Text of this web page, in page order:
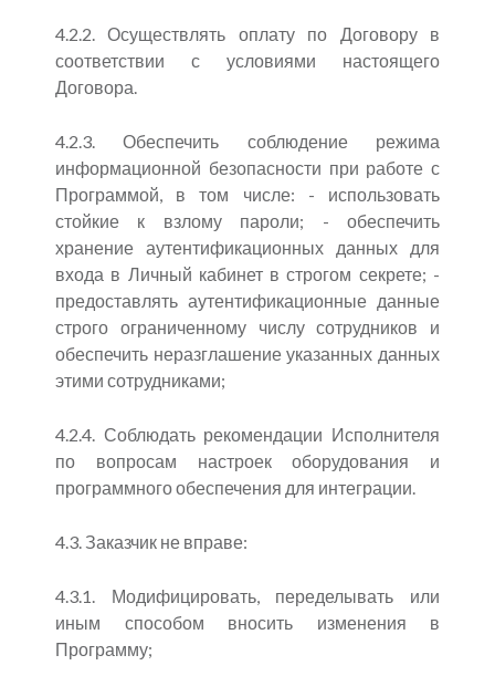
4.2.2. Осуществлять оплату по Договору в
соответствии с условиями настоящего
Договора.
4.2.3. Обеспечить соблюдение режима
информационной безопасности при работе с
Программой, в том числе: - использовать
стойкие к взлому пароли; - обеспечить
хранение аутентификационных данных для
входа в Личный кабинет в строгом секрете; -
предоставлять аутентификационные данные
строго ограниченному числу сотрудников и
обеспечить неразглашение указанных данных
этими сотрудниками;
4.2.4. Соблюдать рекомендации Исполнителя
по вопросам настроек оборудования и
программного обеспечения для интеграции.
4.3. Заказчик не вправе:
4.3.1. Модифицировать, переделывать или
иным способом вносить изменения в
Программу;